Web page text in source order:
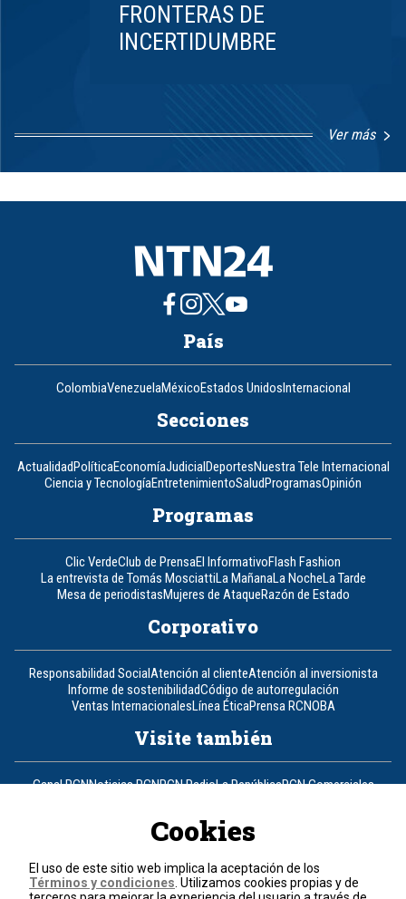
FRONTERAS DE
INCERTIDUMBRE
Ver más
1
8
País
ColombiaVenezuelaMéxicoEstados Unidos Internacional
Secciones
Actualidad PolíticaEconomíaJudicial DeportesNuestra Tele Internacional
Ciencia y TecnologíaEntretenimientoSalud ProgramasOpinión
Programas
Clic VerdeClub de PrensaEl InformativoFlash Fashion
La entrevista de Tomás MosciattiLa MañanaLa NocheLa Tarde
Mesa de periodistasMujeres de AtaqueRazón de Estado
Corporativo
Responsabilidad SocialAtención al clienteAtención al inversionista
Informe de sostenibilidadCódigo de autorregulación
Ventas InternacionalesLínea ÉticaPrensa RCNOBA
Visite también
Canal RCNNoticias RCNRCN RadioLa RepúblicaRCN Comerciales
Un producto de RCN Televisión
Cookies
El uso de este sitio web implica la aceptación de los
Términos y condiciones . Utilizamos cookies propias y de